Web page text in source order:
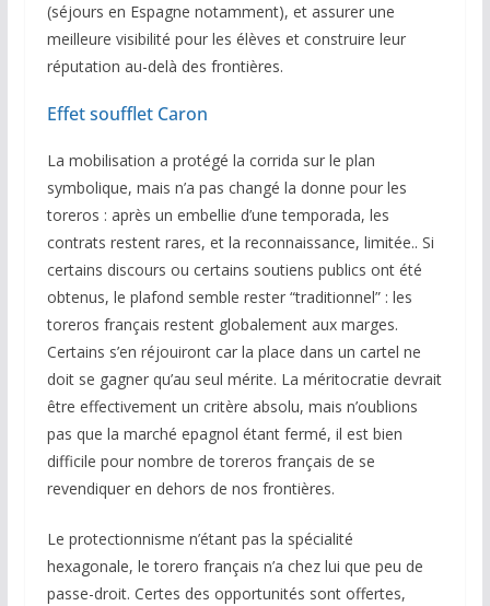
(séjours en Espagne notamment), et assurer une
meilleure visibilité pour les élèves et construire leur
réputation au-delà des frontières.
Effet soufflet Caron
La mobilisation a protégé la corrida sur le plan
symbolique, mais n’a pas changé la donne pour les
toreros : après un embellie d’une temporada, les
contrats restent rares, et la reconnaissance, limitée.. Si
certains discours ou certains soutiens publics ont été
obtenus, le plafond semble rester “traditionnel” : les
toreros français restent globalement aux marges.
Certains s’en réjouiront car la place dans un cartel ne
doit se gagner qu’au seul mérite. La méritocratie devrait
être effectivement un critère absolu, mais n’oublions
pas que la marché epagnol étant fermé, il est bien
difficile pour nombre de toreros français de se
revendiquer en dehors de nos frontières.
Le protectionnisme n’étant pas la spécialité
hexagonale, le torero français n’a chez lui que peu de
passe-droit. Certes des opportunités sont offertes,